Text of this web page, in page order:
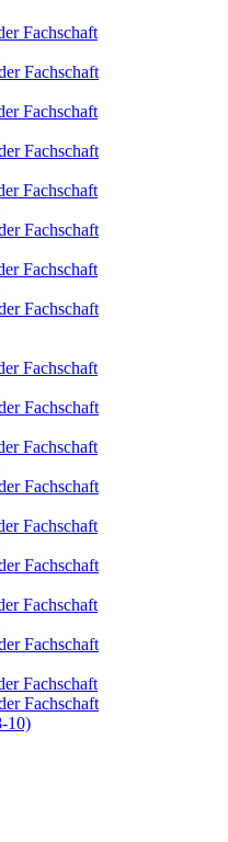
Fachschaft
Fachschaft
Fachschaft
Fachschaft
Fachschaft
Fachschaft
Fachschaft
Fachschaft
Fachschaft
Fachschaft
Fachschaft
Fachschaft
Fachschaft
Fachschaft
Fachschaft
Fachschaft
Fachschaft
Fachschaft
10)